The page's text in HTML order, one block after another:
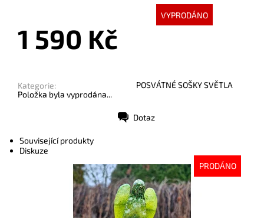
VYPRODÁNO
1 590 Kč
Kategorie:
POSVÁTNÉ SOŠKY SVĚTLA
Položka byla vyprodána...
Dotaz
Související produkty
Diskuze
PRODÁNO
Dostupnost:
Vyprodáno
10407